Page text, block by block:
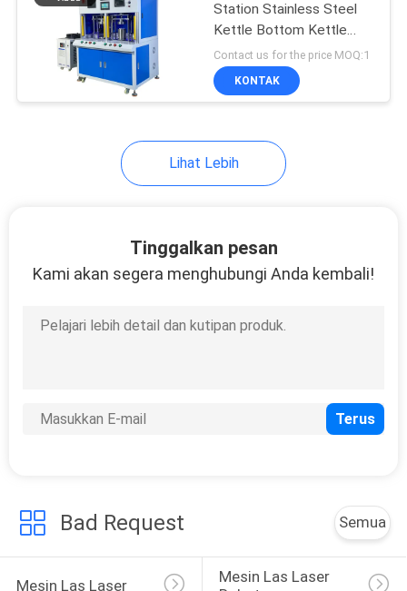
Mesin Laser Industri
lainnya
Station Stainless Steel
Kettle Bottom Kettle
Spout Mesin Las Fiber
Otomatis
Contact us for the price MOQ:1
KONTAK
Lihat Lebih
Tinggalkan pesan
Kami akan segera menghubungi Anda kembali!
Bad Request Semua
Mesin Las Laser
Mesin Las Laser